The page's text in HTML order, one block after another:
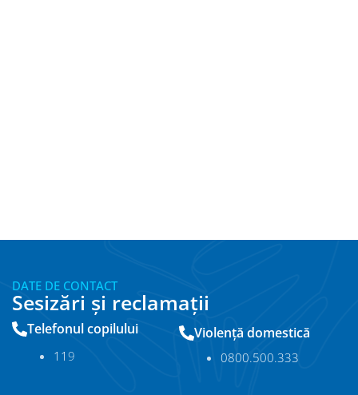
DATE DE CONTACT
Sesizări și reclamații
Telefonul copilului
11 9
Violență domestică
0800.500.333